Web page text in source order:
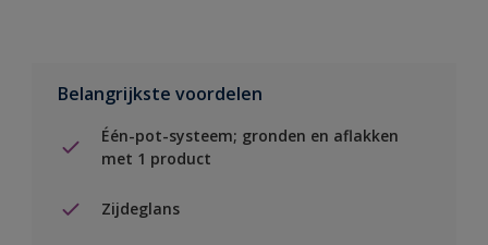
Belangrijkste voordelen
Één-pot-systeem; gronden en aflakken
met 1 product
Zijdeglans